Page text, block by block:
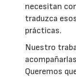
necesitan
traduzca
prácticas.
Nuestro
Queremos